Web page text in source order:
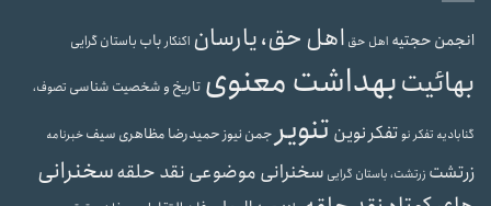
انجمن حجتیه اهل حق اهل حق، یارسان اکنکار باب باستان گرایی
بهائیتبهداشت معنوی تاریخ و شخصیت شناسی تصوف،
گنابادیه تفکر نوتفکر نوین تنویر جمن نیوز حمیدرضا مظاهری سیفخبرنامه
زرتشت زرتشت، باستان گرایی سخنرانی موضوعی نقد حلقهسخنرانی